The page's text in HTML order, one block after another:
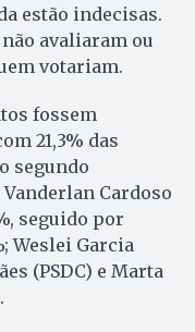
estão indecisas.
avaliaram ou
votariam.
fossem
21,3% das
segundo
Cardoso
seguido por
Weslei Garcia
(PSDC) e Marta